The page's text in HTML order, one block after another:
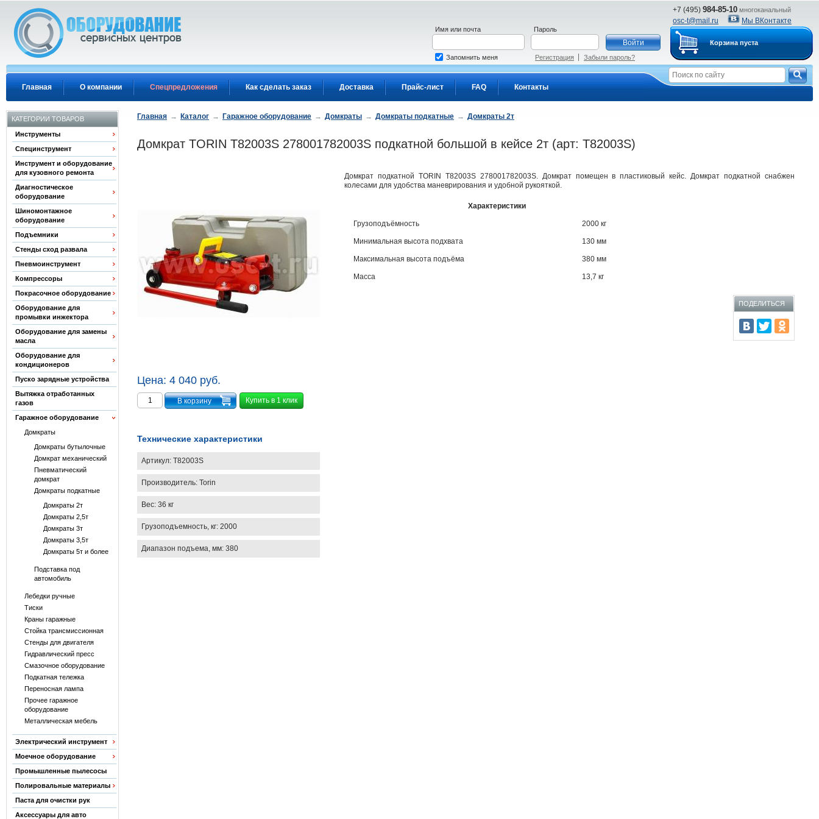
+7 (495) 984-85-10 многоканальный
osc-t@mail.ru Мы ВКонтакте
Главная О компании Спецпредложения Как сделать заказ Доставка Прайс-лист FAQ Контакты
Имя или почта Пароль
Запомнить меня Регистрация Забыли пароль?
Корзина пуста
КАТЕГОРИИ ТОВАРОВ
Инструменты
Специнструмент
Инструмент и оборудование
для кузовного ремонта
Диагностическое
оборудование
Шиномонтажное
оборудование
Подъемники
Стенды сход развала
Пневмоинструмент
Компрессоры
Покрасочное оборудование
Оборудование для
промывки инжектора
Оборудование для замены
масла
Оборудование для
кондиционеров
Пуско зарядные устройства
Вытяжка отработанных
газов
Гаражное оборудование
Домкраты
Домкраты бутылочные
Домкрат механический
Пневматический
домкрат
Домкраты подкатные
Домкраты 2т
Домкраты 2,5т
Домкраты 3т
Домкраты 3,5т
Домкраты 5т и более
Подставка под
автомобиль
Лебедки ручные
Тиски
Краны гаражные
Стойка трансмиссионная
Стенды для двигателя
Гидравлический пресс
Смазочное оборудование
Подкатная тележка
Переносная лампа
Прочее гаражное
оборудование
Металлическая мебель
Электрический инструмент
Моечное оборудование
Промышленные пылесосы
Полировальные материалы
Паста для очистки рук
Аксессуары для авто
Главная → Каталог → Гаражное оборудование → Домкраты → Домкраты подкатные → Домкраты 2т
Домкрат TORIN T82003S 278001782003S подкатной большой в кейсе 2т (арт: T82003S)
Цена: 4 040 руб.
Купить в 1 клик
Технические характеристики
Артикул: T82003S
Производитель: Torin
Вес: 36 кг
Грузоподъемность, кг: 2000
Диапазон подъема, мм: 380
Домкрат подкатной TORIN T82003S 278001782003S. Домкрат помещен в пластиковый кейс. Домкрат подкатной снабжен
колесами для удобства маневрирования и удобной рукояткой.
Характеристики
Грузоподъёмность 2000 кг
Минимальная высота подхвата 130 мм
Максимальная высота подъёма 380 мм
Масса 13,7 кг
ПОДЕЛИТЬСЯ